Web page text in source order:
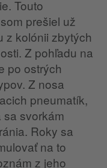
Touto
prešiel už
z kolónii zbytých
Z pohľadu na
po ostrých
Z nosa
pneumatík,
sa svorkám
Roky sa
na to
z jeho